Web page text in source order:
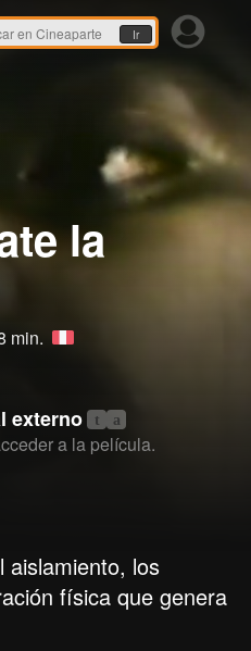
Ir
la
min.
externo t a
a la película.
aislamiento, los
física que genera